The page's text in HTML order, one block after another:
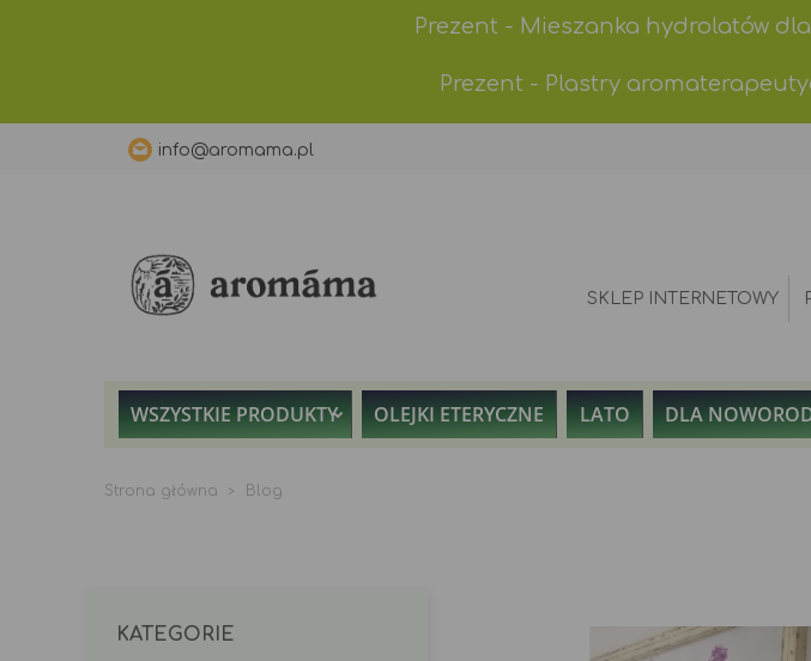
Prezent - Mieszanka hydrolatów
Prezent - Plastry
info@aromama.pl
SKLEP INTERNETOWY
WSZYSTKIE PRODUKTY OLEJKI ETERYCZNE LATO DLA
Strona główna Blog
KATEGORIE